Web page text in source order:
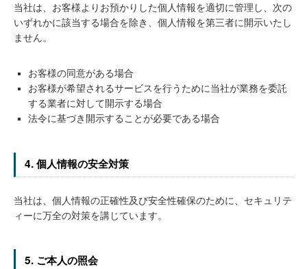
当社は、お客様よりお預かりした個人情報を適切に管理し、次の
いずれかに該当する場合を除き、個人情報を第三者に開示いたし
ません。
お客様の同意がある場合
お客様が希望されるサービスを行うために当社が業務を委託
する業者に対して開示する場合
法令に基づき開示することが必要である場合
4. 個人情報の安全対策
当社は、個人情報の正確性及び安全性確保のために、セキュリテ
ィーに万全の対策を講じています。
5. ご本人の照会